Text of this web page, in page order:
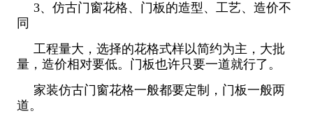
3、仿古门窗花格、门板的造型、工艺、造价不
同
工程量大，选择的花格式样以简约为主，大批
量，造价相对要低。门板也许只要一道就行了。
家装仿古门窗花格一般都要定制，门板一般两
道。